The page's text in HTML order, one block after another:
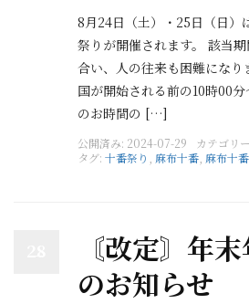
8月24日（土）・25日（日）
祭りが開催されます。 該当
合い、人の往来も困難になり
国が開始される前の10時00分
のお時間の […]
公開済み: 2024-07-29 カテゴリ
タグ: 十番祭り 麻布十番 麻布十
〘改定〙年
のお知らせ